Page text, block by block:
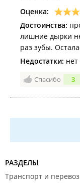
Оценка:
Достоинства:
лишние дырки
раз зубы.
Недостатки: нет
Спасибо 3
РАЗДЕЛЫ
Транспорт и